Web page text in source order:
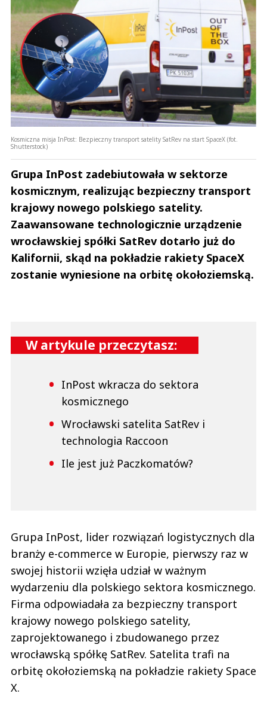
Kosmiczna misja InPost: Bezpieczny transport satelity SatRev na start SpaceX (fot.
Shutterstock)
Grupa InPost zadebiutowała w sektorze
kosmicznym, realizując bezpieczny transport
krajowy nowego polskiego satelity.
Zaawansowane technologicznie urządzenie
wrocławskiej spółki SatRev dotarło już do
Kalifornii, skąd na pokładzie rakiety SpaceX
zostanie wyniesione na orbitę okołoziemską.
W artykule przeczytasz:
InPost wkracza do sektora
kosmicznego
Wrocławski satelita SatRev i
technologia Raccoon
Ile jest już Paczkomatów?
Grupa InPost, lider rozwiązań logistycznych dla
branży e-commerce w Europie, pierwszy raz w
swojej historii wzięła udział w ważnym
wydarzeniu dla polskiego sektora kosmicznego.
Firma odpowiadała za bezpieczny transport
krajowy nowego polskiego satelity,
zaprojektowanego i zbudowanego przez
wrocławską spółkę SatRev. Satelita trafi na
orbitę okołoziemską na pokładzie rakiety Space
X.